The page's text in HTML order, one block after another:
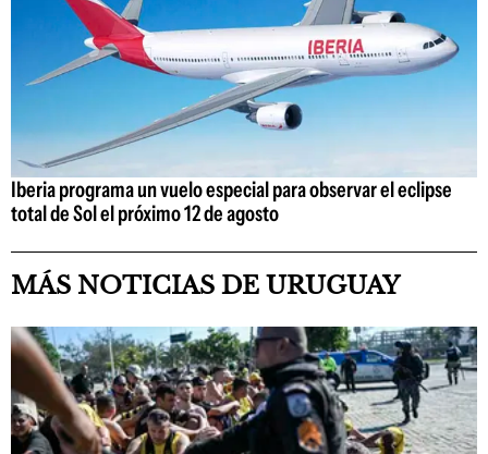
Iberia programa un vuelo especial para observar el eclipse
total de Sol el próximo 12 de agosto
MÁS NOTICIAS DE URUGUAY